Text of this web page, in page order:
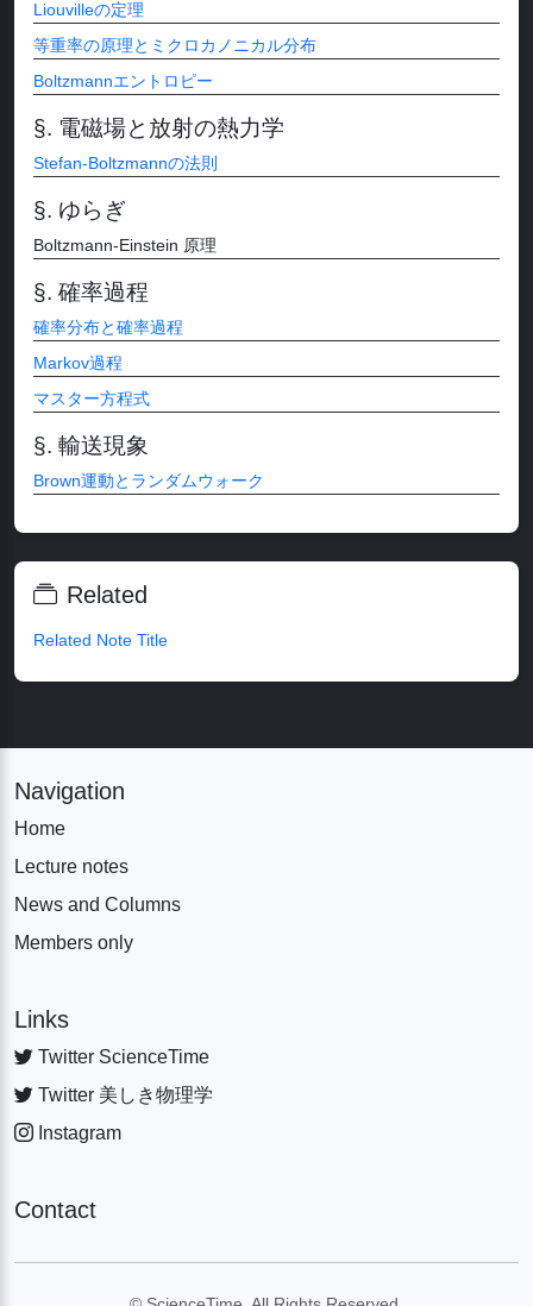
Liouvilleの定理
等重率の原理とミクロカノニカル分布
Boltzmannエントロピー
電磁場と放射の熱力学
Stefan-Boltzmannの法則
ゆらぎ
Boltzmann-Einstein 原理
確率過程
確率分布と確率過程
Markov過程
マスター方程式
輸送現象
Brown運動とランダムウォーク
Related
Related Note Title
Navigation
Home
Lecture notes
News and Columns
Members only
Links
Twitter ScienceTime
Twitter 美しき物理学
Instagram
Contact